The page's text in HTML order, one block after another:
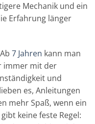
Mechanik und ein
Erfahrung länger
7 Jahren kann man
immer mit der
und
es, Anleitungen
mehr Spaß, wenn ein
keine feste Regel: